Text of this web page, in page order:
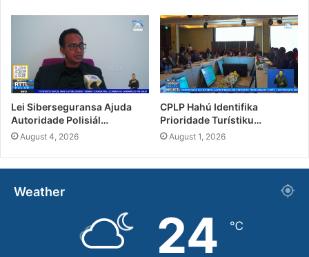
Lei Siberseguransa Ajuda
Autoridade Polisiál…
August 4, 2026
CPLP Hahú Identifika
Prioridade Turístiku…
August 1, 2026
Weather
24 ℃